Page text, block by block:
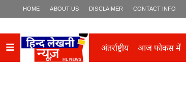
HOME ABOUT US DISCLAIMER CONTACT INFO
अंतर्राष्ट्रीय आज फोकस में